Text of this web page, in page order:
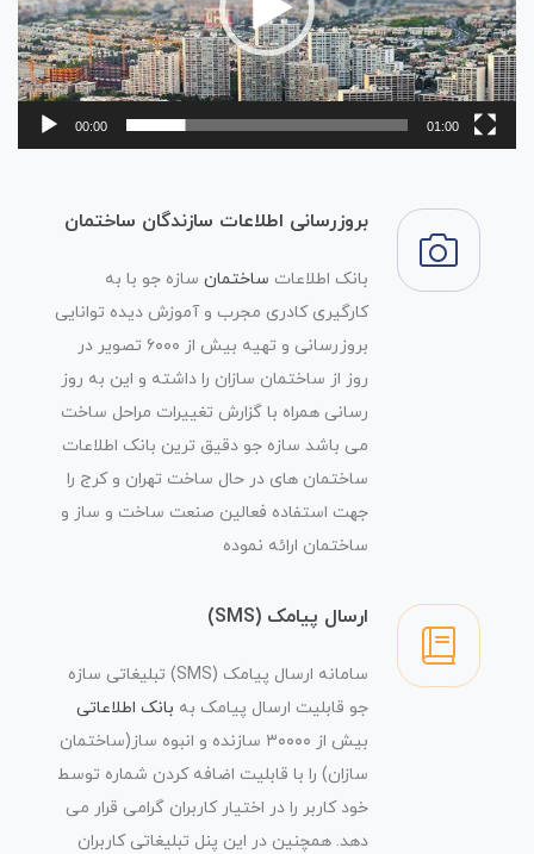
00:00 01:00
بروزرسانی اطلاعات سازندگان ساختمان
بانک اطلاعات ساختمان سازه جو با به
کارگیری کادری مجرب و آموزش دیده توانایی
بروزرسانی و تهیه بیش از ۶۰۰۰ تصویر در
روز از ساختمان سازان را داشته و این به روز
رسانی همراه با گزارش تغییرات مراحل ساخت
می باشد سازه جو دقیق ترین بانک اطلاعات
ساختمان های در حال ساخت تهران و کرج را
جهت استفاده فعالین صنعت ساخت و ساز و
ساختمان ارائه نموده
ارسال پیامک (SMS)
سامانه ارسال پیامک (SMS) تبلیغاتی سازه
جو قابلیت ارسال پیامک به بانک اطلاعاتی
بیش از ۳۰۰۰۰ سازنده و انبوه ساز(ساختمان
سازان) را با قابلیت اضافه کردن شماره توسط
خود کاربر را در اختیار کاربران گرامی قرار می
دهد. همچنین در این پنل تبلیغاتی کاربران